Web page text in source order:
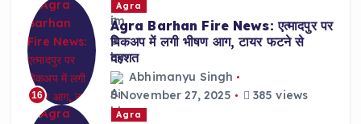
16
Agra
Agra Barhan Fire News: एत्मादपुर पर
पिकअप में लगी भीषण आग, टायर फटने से
दहशत
Abhimanyu Singh
November 27, 2025
385 views
Agra